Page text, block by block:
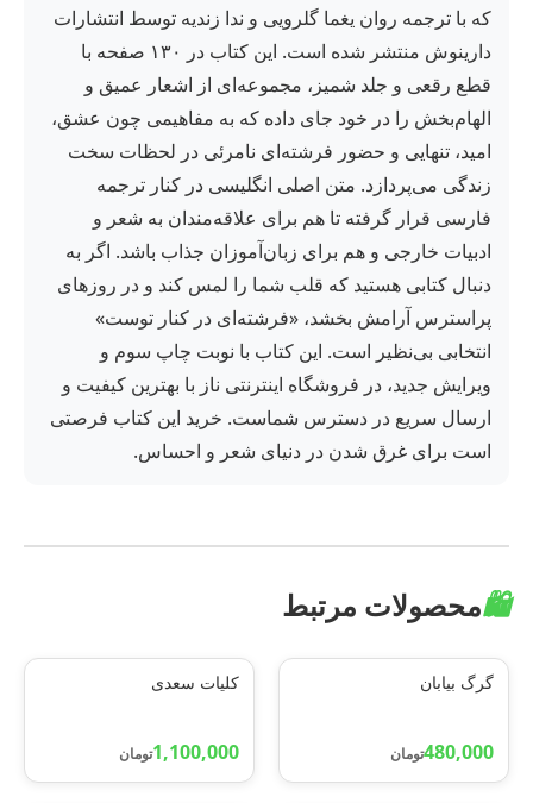
که با ترجمه روان یغما گلرویی و ندا زندیه توسط انتشارات
دارینوش منتشر شده است. این کتاب در ۱۳۰ صفحه با
قطع رقعی و جلد شمیز، مجموعه‌ای از اشعار عمیق و
الهام‌بخش را در خود جای داده که به مفاهیمی چون عشق،
امید، تنهایی و حضور فرشته‌ای نامرئی در لحظات سخت
زندگی می‌پردازد. متن اصلی انگلیسی در کنار ترجمه
فارسی قرار گرفته تا هم برای علاقه‌مندان به شعر و
ادبیات خارجی و هم برای زبان‌آموزان جذاب باشد. اگر به
دنبال کتابی هستید که قلب شما را لمس کند و در روزهای
پراسترس آرامش بخشد، «فرشته‌ای در کنار توست»
انتخابی بی‌نظیر است. این کتاب با نوبت چاپ سوم و
ویرایش جدید، در فروشگاه اینترنتی ناز با بهترین کیفیت و
ارسال سریع در دسترس شماست. خرید این کتاب فرصتی
است برای غرق شدن در دنیای شعر و احساس.
🛍️محصولات مرتبط
گرگ بیابان
480,000تومان
کلیات سعدی
1,100,000تومان